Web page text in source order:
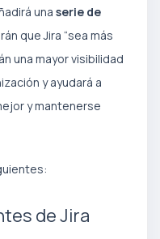
una serie de
que Jira “sea más
una mayor visibilidad
y ayudará a
y mantenerse
de Jira